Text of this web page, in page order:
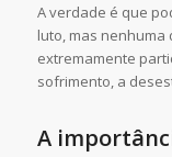
A verdade é que
luto, mas
extremamente
sofrimento, a
A